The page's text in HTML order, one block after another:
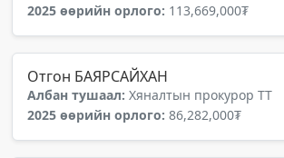
2025 өөрийн орлого: 113,669,000₮
Отгон БАЯРСАЙХАН
Албан тушаал: Хяналтын прокурор ТТ
2025 өөрийн орлого: 86,282,000₮